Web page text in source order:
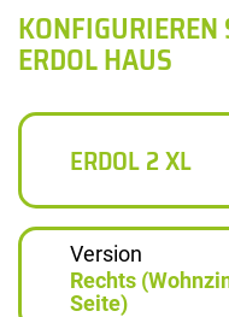
ERDOL HAUS
ERDOL 2 XL
Version
Rechts
Seite)